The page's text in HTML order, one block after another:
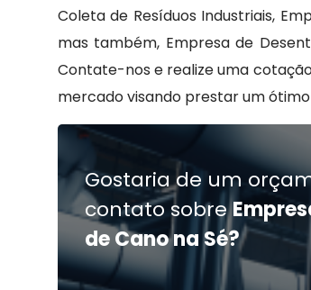
Coleta de Resíduos Industriais,
mas também, Empresa de
Contate-nos e realize uma
mercado visando prestar um
Gostaria de um
contato sobre
de Cano na Sé?